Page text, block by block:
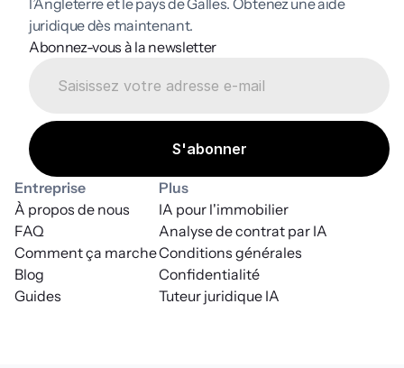
juridique dès maintenant.
Abonnez-vous à la newsletter
Entreprise
À propos de nous
FAQ
Comment ça marche
Blog
Guides
Plus
Conditions générales
Analyse de contrat par IA
Tuteur juridique IA
Confidentialité
IA pour l'immobilier